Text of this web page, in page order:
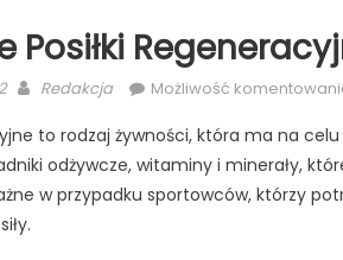
Posiłki
Author
Redakcja Możliwość
to rodzaj żywności, która ma na
odżywcze, witaminy i minerały,
w przypadku sportowców, którzy